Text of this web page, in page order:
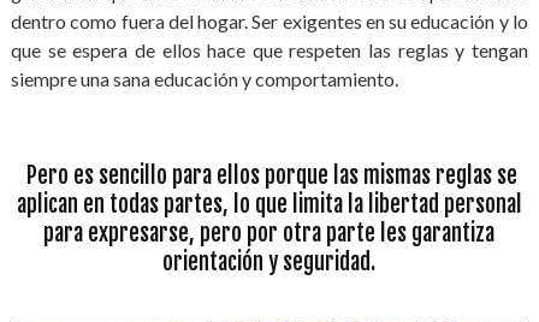
dentro como fuera del hogar. Ser exigentes en su educación y lo
que se espera de ellos hace que respeten las reglas y tengan
siempre una sana educación y comportamiento.
Pero es sencillo para ellos porque las mismas reglas se
aplican en todas partes, lo que limita la libertad personal
para expresarse, pero por otra parte les garantiza
orientación y seguridad.